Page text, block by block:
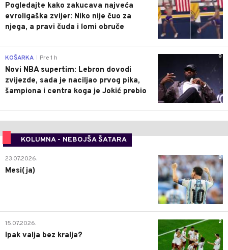
Pogledajte kako zakucava najveća
evroligaška zvijer: Niko nije čuo za
njega, a pravi čuda i lomi obruče
0
KOŠARKA Pre 1 h
Novi NBA supertim: Lebron dovodi
zvijezde, sada je naciljao prvog pika,
šampiona i centra koga je Jokić prebio
KOLUMNA - NEBOJŠA ŠATARA
0
23.07.2026.
Mesi(ja)
2
15.07.2026.
Ipak valja bez kralja?